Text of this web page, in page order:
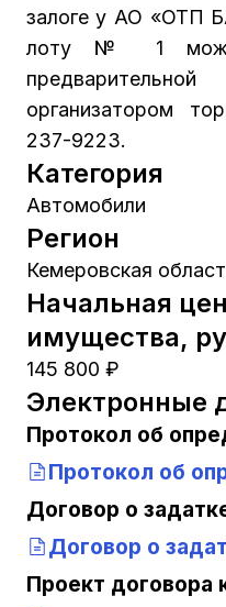
залоге у АО «ОТП
лоту № 1
организатором
237-9223.
Категория
Автомобили
Регион
Кемеровская
Начальная
имущества,
145 800 ₽
Электронные
Протокол об
Протокол об
Договор о
Договор о
Проект